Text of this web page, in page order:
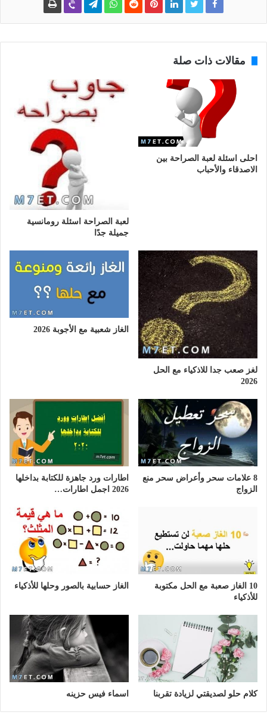
مقالات ذات صلة
احلى اسئلة لعبة الصراحة بين
الاصدقاء والأحباب
لعبة الصراحة اسئلة رومانسية
جميلة جدًا
لغز صعب جدا للاذكياء مع الحل
2026
الغاز شعبية مع الأجوبة 2026
8 علامات سحر وأعراض سحر منع
الزواج
اطارات ورد جاهزة للكتابة بداخلها
2026 اجمل اطارات…
10 الغاز صعبة مع الحل مكتوبة
للأذكياء
الغاز حسابية بالصور وحلها للأذكياء
كلام حلو لصديقتي لزيادة تقربنا اسماء فيس حزينه